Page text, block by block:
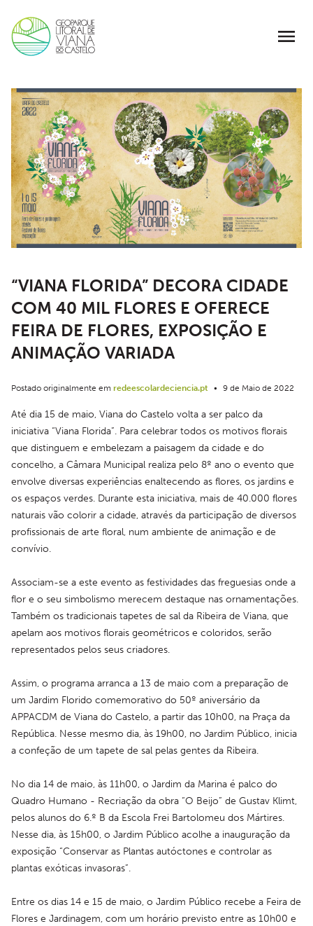
“VIANA FLORIDA” DECORA CIDADE
COM 40 MIL FLORES E OFERECE
FEIRA DE FLORES, EXPOSIÇÃO E
ANIMAÇÃO VARIADA
Postado originalmente em redeescolardeciencia.pt • 9 de Maio de 2022
Até dia 15 de maio, Viana do Castelo volta a ser palco da
iniciativa “Viana Florida”. Para celebrar todos os motivos florais
que distinguem e embelezam a paisagem da cidade e do
concelho, a Câmara Municipal realiza pelo 8º ano o evento que
envolve diversas experiências enaltecendo as flores, os jardins e
os espaços verdes. Durante esta iniciativa, mais de 40.000 flores
naturais vão colorir a cidade, através da participação de diversos
profissionais de arte floral, num ambiente de animação e de
convívio.
Associam-se a este evento as festividades das freguesias onde a
flor e o seu simbolismo merecem destaque nas ornamentações.
Também os tradicionais tapetes de sal da Ribeira de Viana, que
apelam aos motivos florais geométricos e coloridos, serão
representados pelos seus criadores.
Assim, o programa arranca a 13 de maio com a preparação de
um Jardim Florido comemorativo do 50º aniversário da
APPACDM de Viana do Castelo, a partir das 10h00, na Praça da
República. Nesse mesmo dia, às 19h00, no Jardim Público, inicia
a confeção de um tapete de sal pelas gentes da Ribeira.
No dia 14 de maio, às 11h00, o Jardim da Marina é palco do
Quadro Humano - Recriação da obra “O Beijo” de Gustav Klimt,
pelos alunos do 6.º B da Escola Frei Bartolomeu dos Mártires.
Nesse dia, às 15h00, o Jardim Público acolhe a inauguração da
exposição “Conservar as Plantas autóctones e controlar as
plantas exóticas invasoras”.
Entre os dias 14 e 15 de maio, o Jardim Público recebe a Feira de
Flores e Jardinagem, com um horário previsto entre as 10h00 e